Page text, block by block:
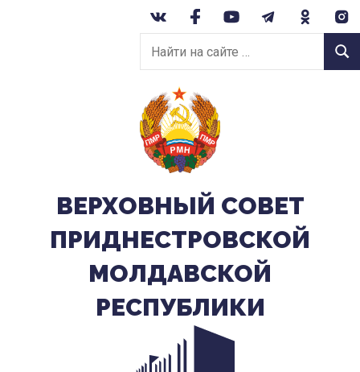
Найти
на
сайте:
ВЕРХОВНЫЙ CОВЕТ
ПРИДНЕСТРОВСКОЙ
МОЛДАВСКОЙ
РЕСПУБЛИКИ